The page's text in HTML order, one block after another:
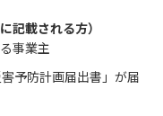
記載される方）
事業主
予防計画届出書」が届